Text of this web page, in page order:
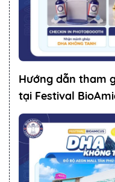
Hướng dẫn tham
tại Festival